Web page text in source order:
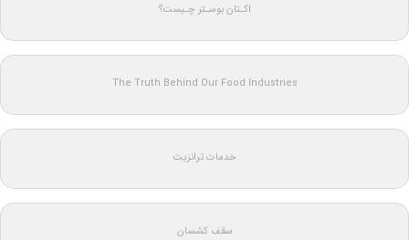
اکـتان بوسـتر چـیست؟
The Truth Behind Our Food Industries
خدمات ترانزیت
سقف کشسان